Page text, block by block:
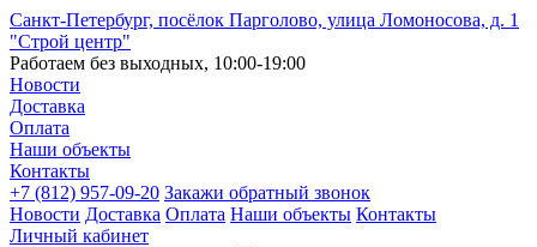
Санкт-Петербург, посёлок Парголово, улица Ломоносова, д. 1
"Строй центр"
Работаем без выходных, 10:00-19:00
Новости
Доставка
Оплата
Наши объекты
Контакты
+7 (812) 957-09-20 Закажи обратный звонок
Новости Доставка Оплата Наши объекты Контакты
Личный кабинет